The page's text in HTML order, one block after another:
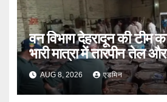
वन विभाग देहरादून की टीम
भारी मात्रा में तारपीन तेल और
AUG 8, 2026 एडमिन